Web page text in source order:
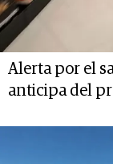
Alerta por el
anticipa del